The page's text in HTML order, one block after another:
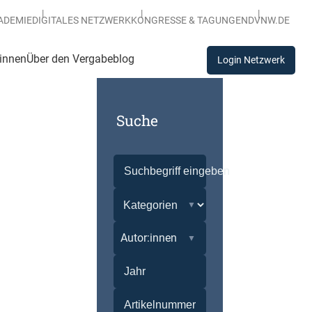
DIGITALES NETZWERKKONGRESSE & TAGUNGENDVNW.DE
Über den Vergabeblog Login Netzwerk
Suche
Autor:innen